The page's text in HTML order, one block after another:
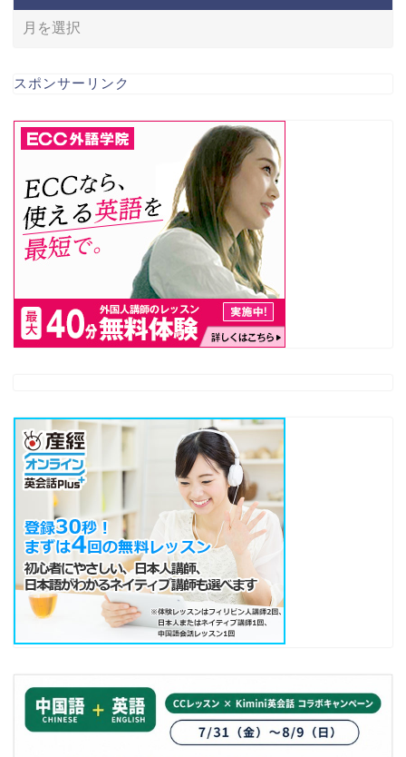
スポンサーリンク